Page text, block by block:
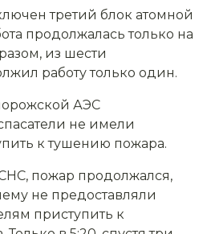
третий блок атомной
продолжалась только на
из шести
работу только один.
АЭС
не имели
к тушению пожара.
пожар продолжался,
не предоставляли
приступить к